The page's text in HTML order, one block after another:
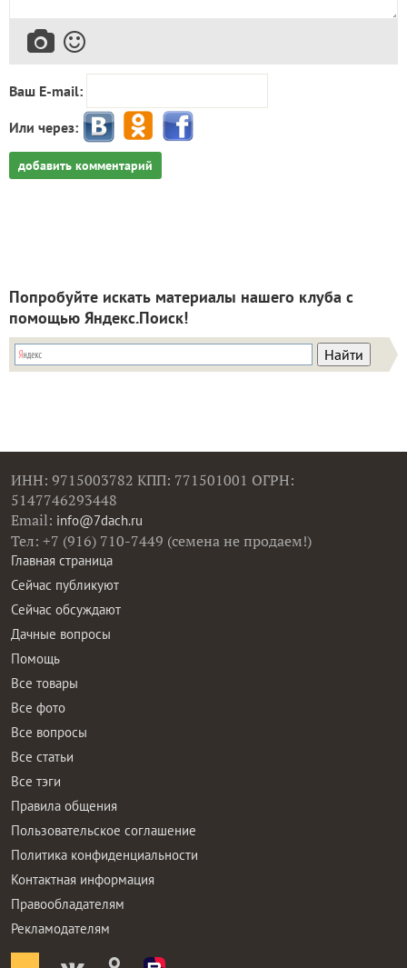
Ваш E-mail:
Или через:
добавить комментарий
Попробуйте искать материалы нашего клуба с
помощью Яндекс.Поиск!
ИНН: 9715003782 КПП: 771501001 ОГРН:
5147746293448
Email: info@7dach.ru
Тел: +7 (916) 710-7449 (семена не продаем!)
Главная страница
Сейчас публикуют
Сейчас обсуждают
Дачные вопросы
Помощь
Все товары
Все фото
Все вопросы
Все статьи
Все тэги
Правила общения
Пользовательское соглашение
Политика конфиденциальности
Контактная информация
Правообладателям
Рекламодателям